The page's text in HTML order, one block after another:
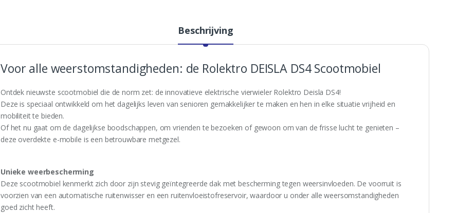
Beschrijving
Voor alle weerstomstandigheden: de Rolektro DEISLA DS4 Scootmobiel
Ontdek nieuwste scootmobiel die de norm zet: de innovatieve elektrische vierwieler Rolektro Deisla DS4!
Deze is speciaal ontwikkeld om het dagelijks leven van senioren gemakkelijker te maken en hen in elke situatie vrijheid en
mobiliteit te bieden.
Of het nu gaat om de dagelijkse boodschappen, om vrienden te bezoeken of gewoon om van de frisse lucht te genieten –
deze overdekte e-mobile is een betrouwbare metgezel.
Unieke weerbescherming
Deze scootmobiel kenmerkt zich door zijn stevig geïntegreerde dak met bescherming tegen weersinvloeden. De voorruit is
voorzien van een automatische ruitenwisser en een ruitenvloeistofreservoir, waardoor u onder alle weersomstandigheden
goed zicht heeft.